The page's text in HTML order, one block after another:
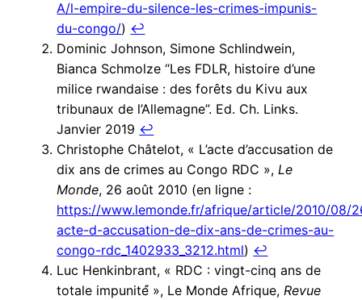
A/l-empire-du-silence-les-crimes-impunis-
du-congo/) ↩︎
Dominic Johnson, Simone Schlindwein,
Bianca Schmolze “Les FDLR, histoire d’une
milice rwandaise : des forêts du Kivu aux
tribunaux de l’Allemagne”. Ed. Ch. Links.
Janvier 2019 ↩︎
Christophe Châtelot, « L’acte d’accusation de
dix ans de crimes au Congo RDC »,Le
Monde, 26 août 2010 (en ligne :
https://www.lemonde.fr/afrique/article/2010/08/
acte-d-accusation-de-dix-ans-de-crimes-au-
congo-rdc_1402933_3212.html) ↩︎
Luc Henkinbrant, « RDC : vingt-cinq ans de
totale impunité́ », Le Monde Afrique,Revue